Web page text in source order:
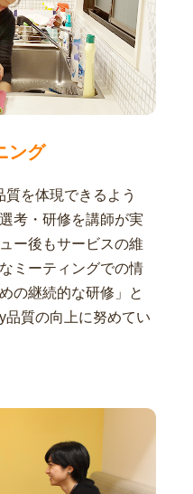
ング
を体現できるよう
考・研修を講師が実
ー後もサービスの維
ミーティングでの情
の継続的な研修」と
品質の向上に努めてい